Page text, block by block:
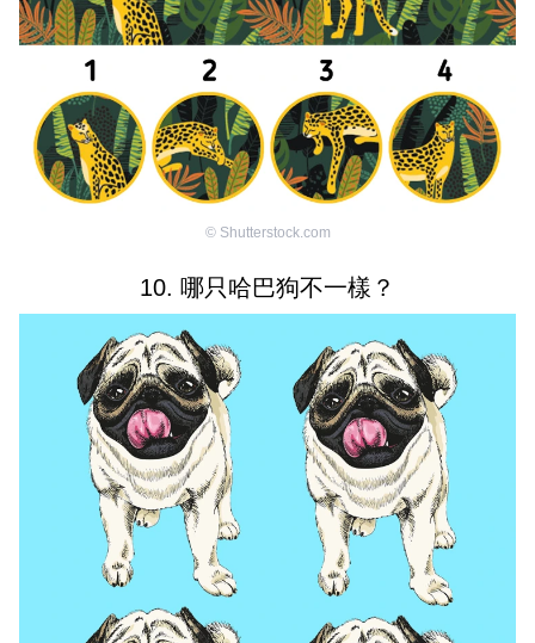
© Shutterstock.com
10. 哪只哈巴狗不一樣？